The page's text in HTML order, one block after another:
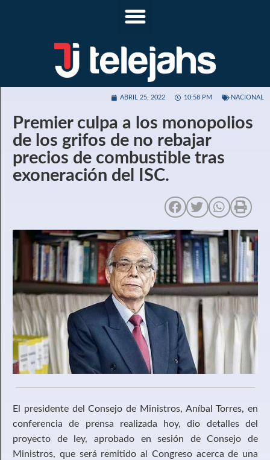
ABRIL 25, 2022 10:58 PM NACIONAL
Premier culpa a los monopolios
de los grifos de no rebajar
precios de combustible tras
exoneración del ISC.
El presidente del Consejo de Ministros, Aníbal Torres, en
conferencia de prensa realizada hoy, dio detalles del
proyecto de ley, aprobado en sesión de Consejo de
Ministros, que será remitido al Congreso acerca de una